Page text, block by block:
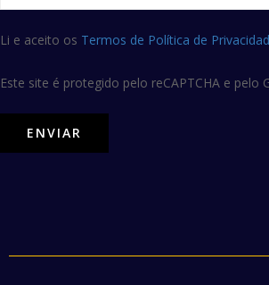
Li e aceito os Termos de Política de
Este site é protegido pelo reCAPTCHA e pelo